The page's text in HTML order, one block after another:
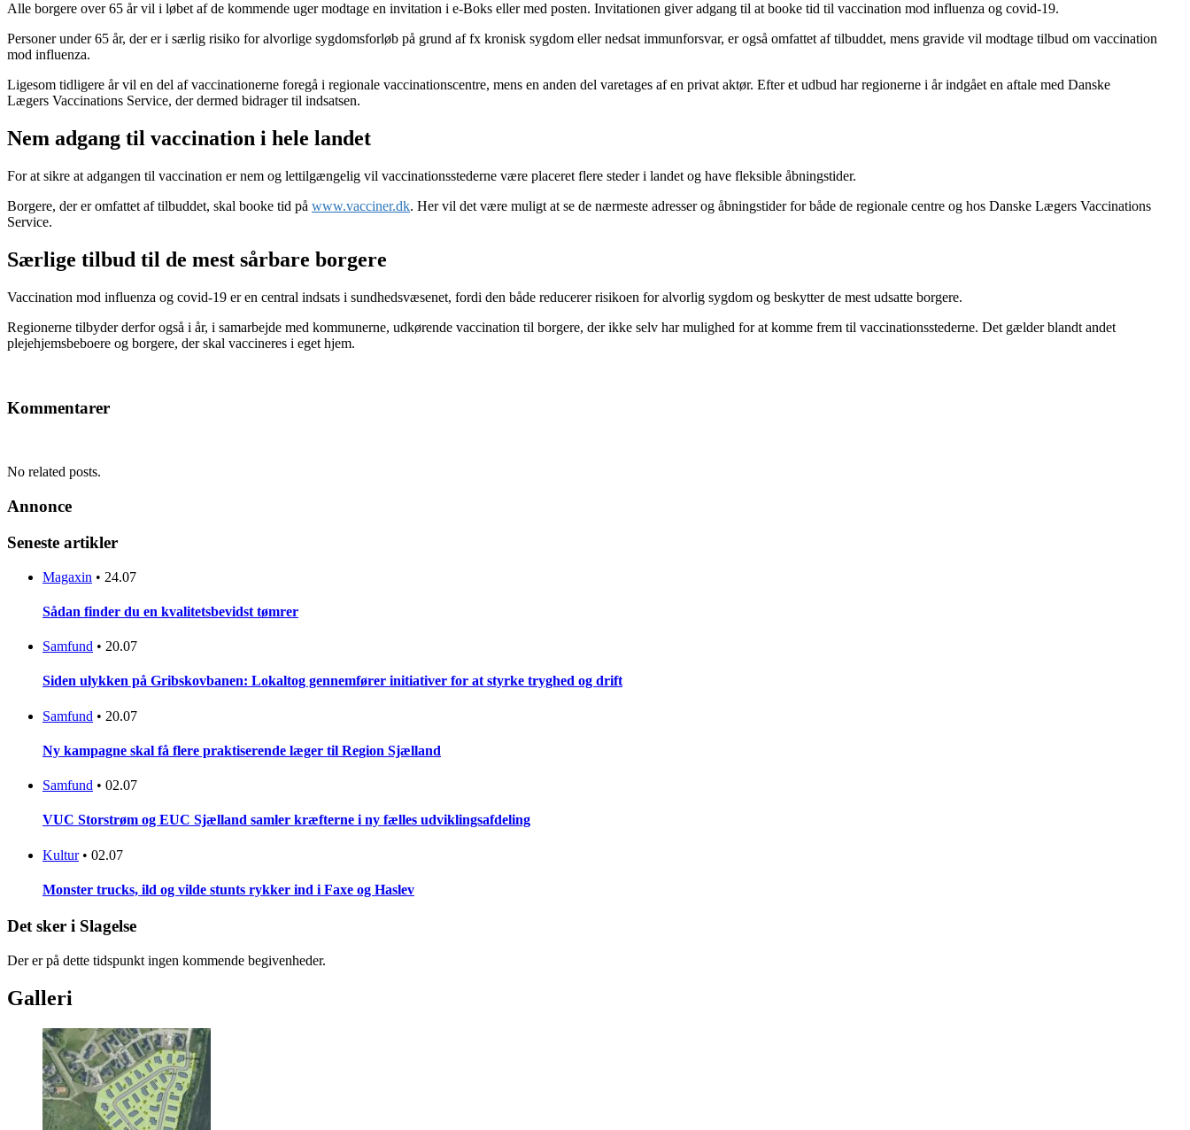
Alle borgere over 65 år vil i løbet af de kommende uger modtage en invitation i e-Boks eller med posten. Invitationen giver adgang til at booke tid til vaccination mod influenza og covid-19.
Personer under 65 år, der er i særlig risiko for alvorlige sygdomsforløb på grund af fx kronisk sygdom eller nedsat immunforsvar, er også omfattet af tilbuddet, mens gravide vil modtage tilbud om vaccination
mod influenza.
Ligesom tidligere år vil en del af vaccinationerne foregå i regionale vaccinationscentre, mens en anden del varetages af en privat aktør. Efter et udbud har regionerne i år indgået en aftale med Danske
Lægers Vaccinations Service, der dermed bidrager til indsatsen.
Nem adgang til vaccination i hele landet
For at sikre at adgangen til vaccination er nem og lettilgængelig vil vaccinationsstederne være placeret flere steder i landet og have fleksible åbningstider.
Borgere, der er omfattet af tilbuddet, skal booke tid på www.vacciner.dk. Her vil det være muligt at se de nærmeste adresser og åbningstider for både de regionale centre og hos Danske Lægers Vaccinations
Service.
Særlige tilbud til de mest sårbare borgere
Vaccination mod influenza og covid-19 er en central indsats i sundhedsvæsenet, fordi den både reducerer risikoen for alvorlig sygdom og beskytter de mest udsatte borgere.
Regionerne tilbyder derfor også i år, i samarbejde med kommunerne, udkørende vaccination til borgere, der ikke selv har mulighed for at komme frem til vaccinationsstederne. Det gælder blandt andet
plejehjemsbeboere og borgere, der skal vaccineres i eget hjem.
Kommentarer
No related posts.
Annonce
Seneste artikler
Magaxin • 24.07
Sådan finder du en kvalitetsbevidst tømrer
Samfund • 20.07
Siden ulykken på Gribskovbanen: Lokaltog gennemfører initiativer for at styrke tryghed og drift
Samfund • 20.07
Ny kampagne skal få flere praktiserende læger til Region Sjælland
Samfund • 02.07
VUC Storstrøm og EUC Sjælland samler kræfterne i ny fælles udviklingsafdeling
Kultur • 02.07
Monster trucks, ild og vilde stunts rykker ind i Faxe og Haslev
Det sker i Slagelse
Der er på dette tidspunkt ingen kommende begivenheder.
Galleri